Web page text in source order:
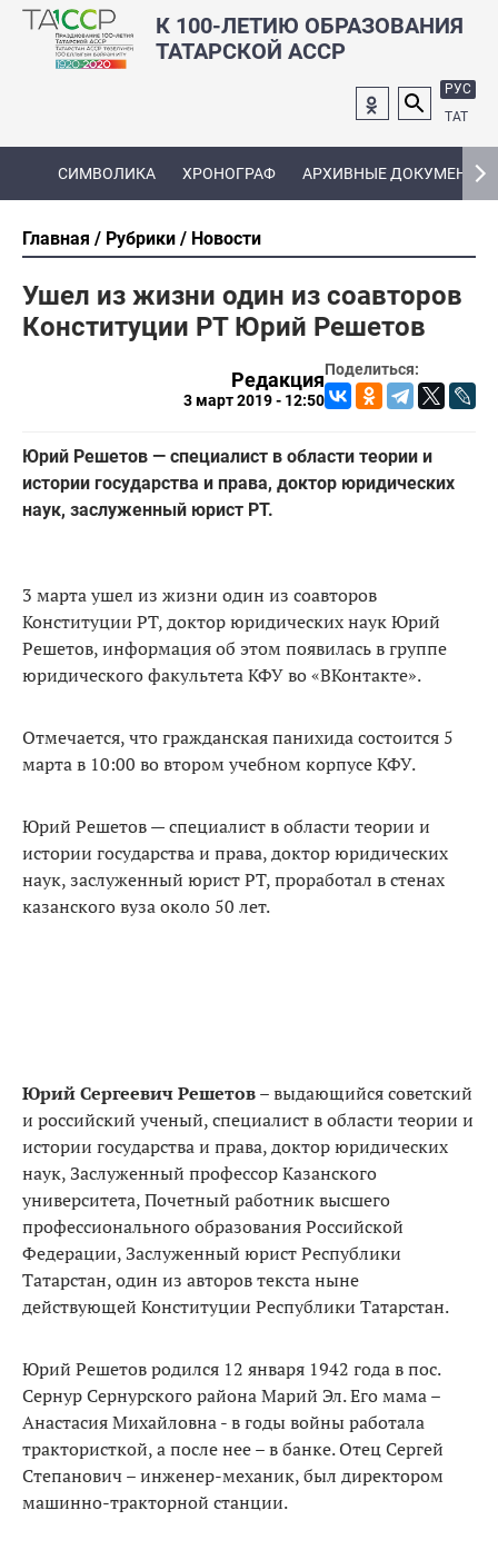
К 100-ЛЕТИЮ ОБРАЗОВАНИЯ
ТАТАРСКОЙ АССР
РУС
ТАТ
СИМВОЛИКА ХРОНОГРАФ АРХИВНЫЕ ДОКУМЕНТЫ
Главная Рубрики Новости
Ушел из жизни один из соавторов
Конституции РТ Юрий Решетов
Поделиться:
Редакция
3 март 2019 - 12:50
Юрий Решетов — специалист в области теории и
истории государства и права, доктор юридических
наук, заслуженный юрист РТ.
3 марта ушел из жизни один из соавторов
Конституции РТ, доктор юридических наук Юрий
Решетов, информация об этом появилась в группе
юридического факультета КФУ во «ВКонтакте».
Отмечается, что гражданская панихида состоится 5
марта в 10:00 во втором учебном корпусе КФУ.
Юрий Решетов — специалист в области теории и
истории государства и права, доктор юридических
наук, заслуженный юрист РТ, проработал в стенах
казанского вуза около 50 лет.
Юрий Сергеевич Решетов– выдающийся советский
и российский ученый, специалист в области теории и
истории государства и права, доктор юридических
наук, Заслуженный профессор Казанского
университета, Почетный работник высшего
профессионального образования Российской
Федерации, Заслуженный юрист Республики
Татарстан, один из авторов текста ныне
действующей Конституции Республики Татарстан.
Юрий Решетов родился 12 января 1942 года в пос.
Сернур Сернурского района Марий Эл. Его мама –
Анастасия Михайловна - в годы войны работала
трактористкой, а после нее – в банке. Отец Сергей
Степанович – инженер-механик, был директором
машинно-тракторной станции.